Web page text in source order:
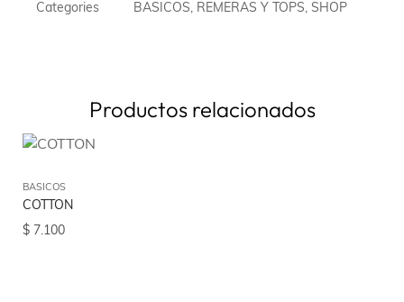
Categories BASICOS, REMERAS Y TOPS, SHOP
Productos relacionados
BASICOS
COTTON
$ 7.100